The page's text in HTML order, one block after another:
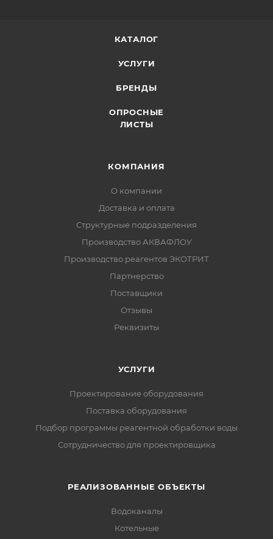
КАТАЛОГ
УСЛУГИ
БРЕНДЫ
ОПРОСНЫЕ
ЛИСТЫ
КОМПАНИЯ
О компании
Доставка и оплата
Структурные подразделения
Производство АКВАФЛОУ
Производство реагентов ЭКОТРИТ
Партнерство
Поставщики
Отзывы
Реквизиты
УСЛУГИ
Проектирование оборудования
Поставка оборудования
Подбор программы реагентной обработки воды
Сотрудничество для проектировщика
РЕАЛИЗОВАННЫЕ ОБЪЕКТЫ
Водоканалы
Котельные